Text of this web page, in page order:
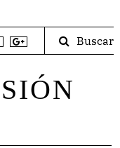
Buscar